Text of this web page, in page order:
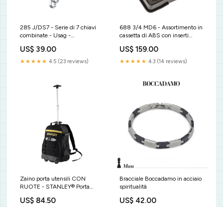
285 J/DS7 - Serie di 7 chiavi
combinate - Usag -
US$ 39.00
★★★★★ 4.5 (23 reviews)
688 3/4 MD6 - Assortimento in
cassetta di ABS con inserti
U06880010 ruota manuale
US$ 159.00
★★★★★ 4.3 (14 reviews)
Zaino porta utensili CON
RUOTE - STANLEY® Porta
STST83307-1 channelization
US$ 84.50
Bracciale Boccadamo in acciaio
spiritualità
US$ 42.00